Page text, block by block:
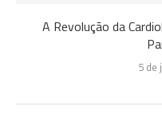
A Revolução da
5 de